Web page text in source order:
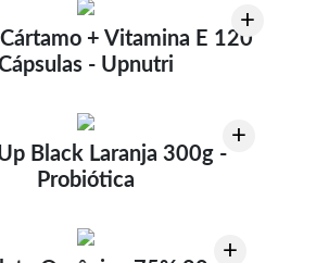
+
+ Vitamina E 120
- Upnutri
+
Black Laranja 300g -
Probiótica
+